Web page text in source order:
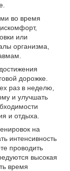
во время
или
организма,
дорожке.
раз в неделю,
и улучшать
и отдыха.
на
интенсивность
проводить
высокая
время